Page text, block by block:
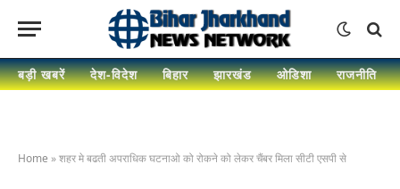
बड़ी खबरें देश-विदेश बिहार झारखंड ओडिशा राजनीति
Home »शहर मे बढती अपराधिक घटनाओ को रोकने को लेकर चैंबर मिला सीटी एसपी से